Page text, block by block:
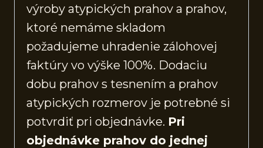
výroby atypických prahov a prahov,
ktoré nemáme skladom
požadujeme uhradenie zálohovej
faktúry vo výške 100%. Dodaciu
dobu prahov s tesnením a prahov
atypických rozmerov je potrebné si
potvrdiť pri objednávke. Pri
objednávke prahov do jednej